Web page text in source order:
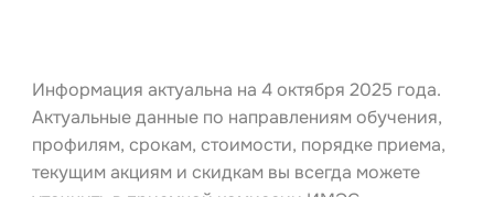
Информация актуальна на 4 октября 2025 года.
Актуальные данные по направлениям обучения,
профилям, срокам, стоимости, порядке приема,
текущим акциям и скидкам вы всегда можете